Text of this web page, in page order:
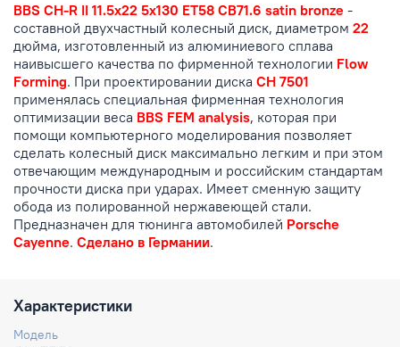
BBS CH-R II 11.5x22 5x130 ET58 CB71.6 satin bronze -
составной двухчастный колесный диск, диаметром 22
дюйма, изготовленный из алюминиевого сплава
наивысшего качества по фирменной технологии Flow
Forming. При проектировании диска CH 7501
применялась специальная фирменная технология
оптимизации веса BBS FEM analysis, которая при
помощи компьютерного моделирования позволяет
сделать колесный диск максимально легким и при этом
отвечающим международным и российским стандартам
прочности диска при ударах. Имеет сменную защиту
обода из полированной нержавеющей стали.
Предназначен для тюнинга автомобилей Porsche
Cayenne. Сделано в Германии.
Характеристики
Модель